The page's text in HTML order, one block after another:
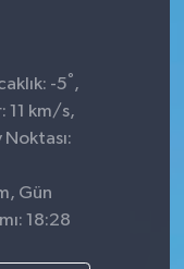
-5° ,
11 km/s,
Noktası:
Gün
18:28